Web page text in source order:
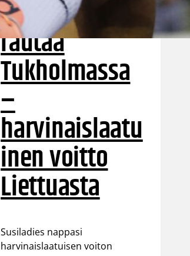
puolustus
rautaa
Tukholmassa
–
harvinaislaatu
inen voitto
Liettuasta
Susiladies nappasi
harvinaislaatuisen voiton